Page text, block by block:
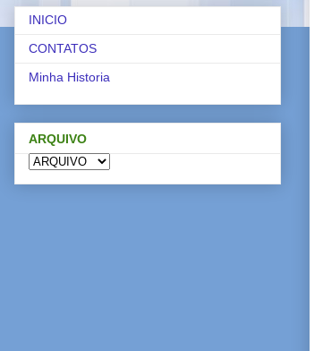
INICIO
CONTATOS
Minha Historia
ARQUIVO